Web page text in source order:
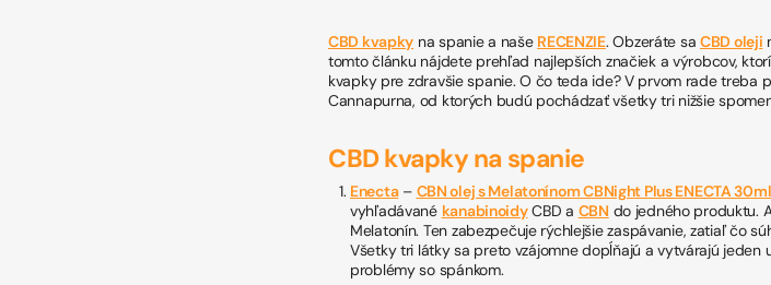
CBD kvapky na spanie a naše RECENZIE. Obzeráte saCBD oleji
tomto článku nájdete prehľad najlepších značiek a výrobcov,
kvapky pre zdravšie spanie. O čo teda ide? V prvom rade
Cannapurna, od ktorých budú pochádzať všetky tri nižšie
CBD kvapky na spanie
Enecta– CBN olej s Melatonínom CBNight Plus ENECTA 30ml
vyhľadávané kanabinoidyCBD a CBN do jedného produktu.
Melatonín. Ten zabezpečuje rýchlejšie zaspávanie, zatiaľ čo
Všetky tri látky sa preto vzájomne dopĺňajú a vytvárajú jeden
problémy so spánkom.